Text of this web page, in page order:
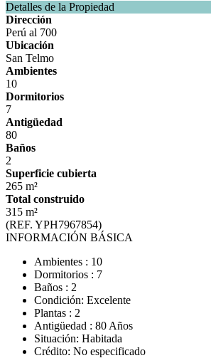
Detalles de la Propiedad
Dirección
Perú al 700
Ubicación
San Telmo
Ambientes
10
Dormitorios
7
Antigüedad
80
Baños
2
Superficie cubierta
265 m²
Total construido
315 m²
(REF. YPH7967854)
INFORMACIÓN BÁSICA
Ambientes : 10
Dormitorios : 7
Baños : 2
Condición: Excelente
Plantas : 2
Antigüedad : 80 Años
Situación: Habitada
Crédito: No especificado